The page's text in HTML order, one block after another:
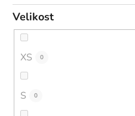
Velikost
XS 0
S 0